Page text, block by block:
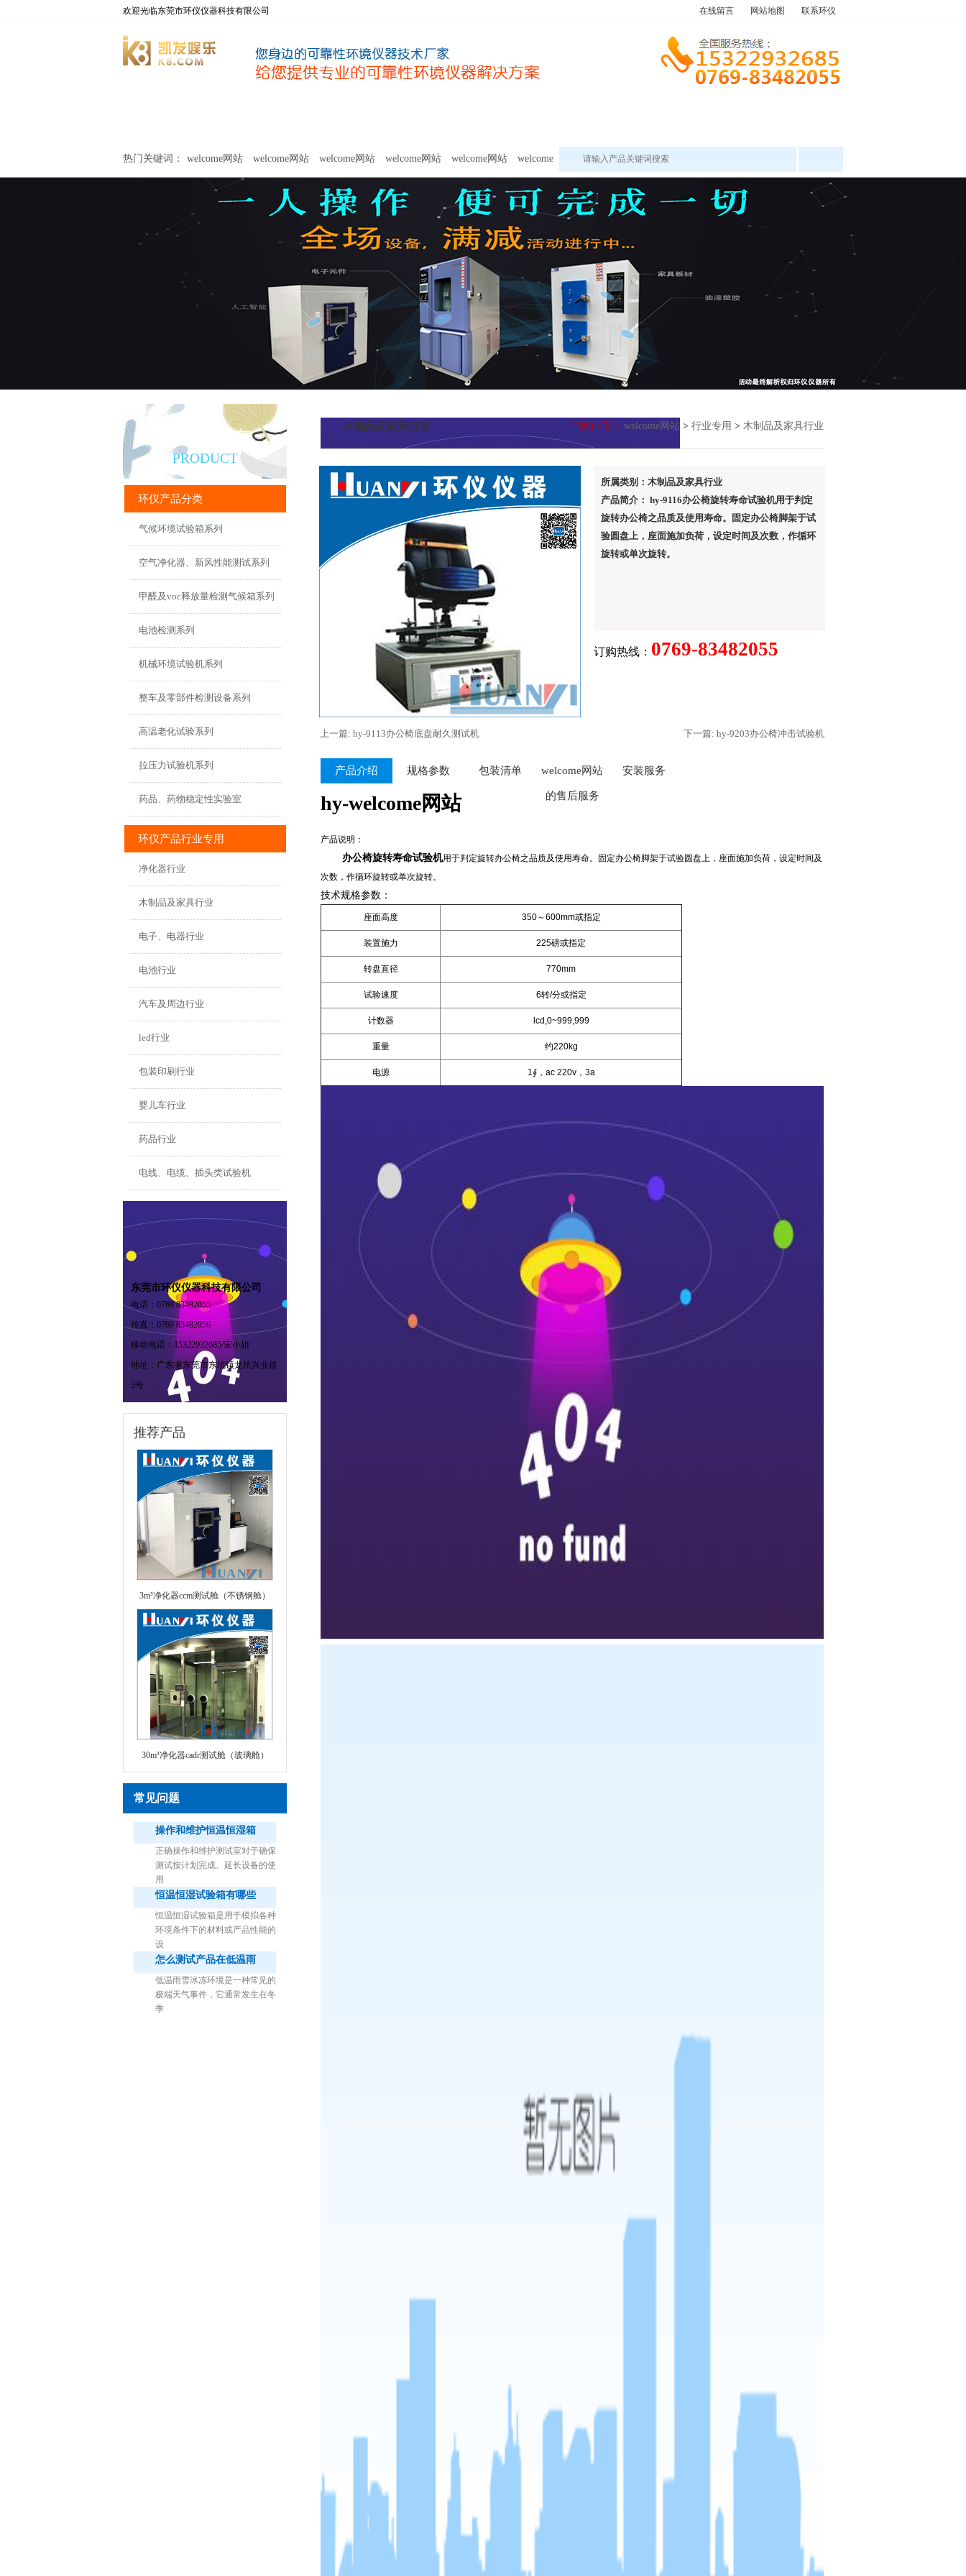
欢迎光临东莞市环仪仪器科技有限公司 在线留言 网站地图 联系环仪
关于环仪 联系环仪
热门关键词： welcome网站 welcome网站 welcome网站 welcome网站 welcome网站 welcome
welcome网站
产品直通车
PRODUCT
环仪产品分类
气候环境试验箱系列
空气净化器、新风性能测试系列
甲醛及voc释放量检测气候箱系列
电池检测系列
机械环境试验机系列
整车及零部件检测设备系列
高温老化试验系列
拉压力试验机系列
药品、药物稳定性实验室
环仪产品行业专用
净化器行业
木制品及家具行业
电子、电器行业
电池行业
汽车及周边行业
led行业
包装印刷行业
婴儿车行业
药品行业
电线、电缆、插头类试验机
东莞市环仪仪器科技有限公司
电话：0769 83482055
传真：0769 83482056
移动电话：15322932685/宋小姐
地址：广东省东莞市东坑镇龙坑兴业路
3号
推荐产品
3m³净化器ccm测试舱（不锈钢舱）
30m³净化器cadr测试舱（玻璃舱）
1立方米细菌气雾柜（不锈钢）
常见问题
操作和维护恒温恒湿箱
正确操作和维护测试室对于确保
测试按计划完成、延长设备的使
用
恒温恒湿试验箱有哪些
恒温恒湿试验箱是用于模拟各种
环境条件下的材料或产品性能的
设
怎么测试产品在低温雨
低温雨雪冰冻环境是一种常见的
极端天气事件，它通常发生在冬
季
当前位置： welcome网站 > 行业专用 > 木制品及家具行业
木制品及家具行业
所属类别：木制品及家具行业
产品简介： hy-9116办公椅旋转寿命试验机用于判定
旋转办公椅之品质及使用寿命。固定办公椅脚架于试
验圆盘上，座面施加负荷，设定时间及次数，作循环
旋转或单次旋转。
订购热线： 0769-83482055
上一篇: hy-9113办公椅底盘耐久测试机 下一篇: hy-9203办公椅冲击试验机
产品介绍 规格参数 包装清单 welcome网站
的售后服务
安装服务
hy-welcome网站
产品说明：
办公椅旋转寿命试验机用于判定旋转办公椅之品质及使用寿命。固定办公椅脚架于试验圆盘上，座面施加负荷，设定时间及
次数，作循环旋转或单次旋转。
技术规格参数：
座面高度 350～600mm或指定
装置施力 225磅或指定
转盘直径 770mm
试验速度 6转/分或指定
计数器 lcd,0~999,999
重量 约220kg
电源 1∮，ac 220v，3a